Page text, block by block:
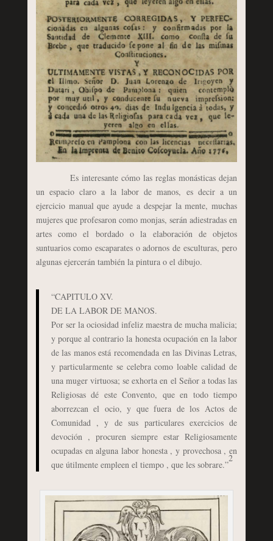
Es interesante cómo las reglas monásticas dejan
un espacio claro a la labor de manos, es decir a un
ejercicio manual que ayude a despejar la mente, muchas
mujeres que profesaron como monjas, serán adiestradas en
artes como el bordado o la elaboración de objetos
suntuarios como escaparates o adornos de esculturas, pero
algunas ejercerán también la pintura o el dibujo.
“CAPITULO XV.
DE LA LABOR DE MANOS.
Por ser la ociosidad infeliz maestra de mucha malicia;
y porque al contrario la honesta ocupación en la labor
de las manos está recomendada en las Divinas Letras,
y particularmente se celebra como loable calidad de
una muger virtuosa; se exhorta en el Señor a todas las
Religiosas dé este Convento, que en todo tiempo
aborrezcan el ocio, y que fuera de los Actos de
Comunidad , y de sus particulares exercicios de
devoción , procuren siempre estar Religiosamente
ocupadas en alguna labor honesta , y provechosa , en
que útilmente empleen el tiempo , que les sobrare.”
2